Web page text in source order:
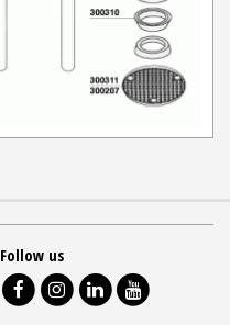
Follow us